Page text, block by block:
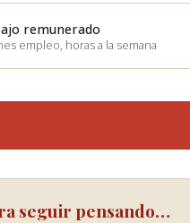
remunerado
empleo, horas a la semana
seguir pensando…